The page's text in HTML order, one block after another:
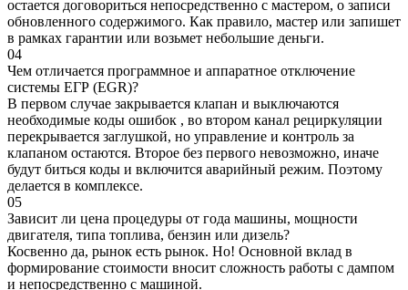
остается договориться непосредственно с мастером, о записи
обновленного содержимого. Как правило, мастер или запишет
в рамках гарантии или возьмет небольшие деньги.
04
Чем отличается программное и аппаратное отключение
системы ЕГР (EGR)?
В первом случае закрывается клапан и выключаются
необходимые коды ошибок , во втором канал рециркуляции
перекрывается заглушкой, но управление и контроль за
клапаном остаются. Второе без первого невозможно, иначе
будут биться коды и включится аварийный режим. Поэтому
делается в комплексе.
05
Зависит ли цена процедуры от года машины, мощности
двигателя, типа топлива, бензин или дизель?
Косвенно да, рынок есть рынок. Но! Основной вклад в
формирование стоимости вносит сложность работы с дампом
и непосредственно с машиной.